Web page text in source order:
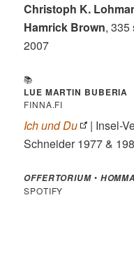
Christoph K.
Hamrick Brown, 335
2007
📚
LUE MARTIN BUBERIA
FINNA.FI
Ich und Du
| Insel-
Schneider 1977 &
OFFERTORIUM•
SPOTIFY